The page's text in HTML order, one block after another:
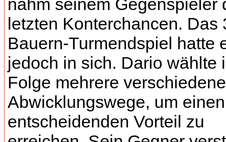
nahm seinem Gegenspieler
letzten Konterchancen. Das
Bauern-Turmendspiel hatte
jedoch in sich. Dario wählte
Folge mehrere verschiedene
Abwicklungswege, um einen
entscheidenden Vorteil zu